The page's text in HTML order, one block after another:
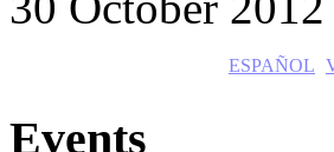
ESPAÑOL
Events